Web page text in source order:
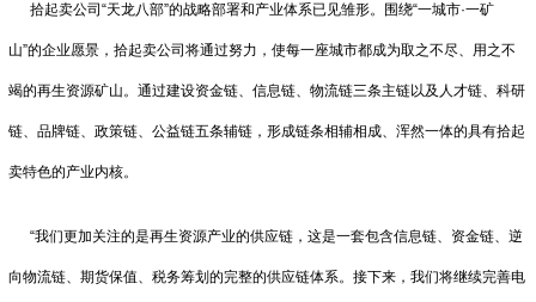
拾起卖公司“天龙八部”的战略部署和产业体系已见雏形。围绕“一城市·一矿
山”的企业愿景，拾起卖公司将通过努力，使每一座城市都成为取之不尽、用之不
竭的再生资源矿山。通过建设资金链、信息链、物流链三条主链以及人才链、科研
链、品牌链、政策链、公益链五条辅链，形成链条相辅相成、浑然一体的具有拾起
卖特色的产业内核。
“我们更加关注的是再生资源产业的供应链，这是一套包含信息链、资金链、逆
向物流链、期货保值、税务筹划的完整的供应链体系。接下来，我们将继续完善电